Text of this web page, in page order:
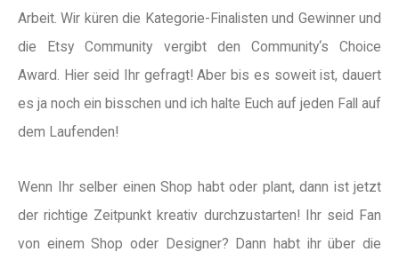
Arbeit. Wir küren die Kategorie-Finalisten und Gewinner und
die Etsy Community vergibt den Community‘s Choice
Award. Hier seid Ihr gefragt! Aber bis es soweit ist, dauert
es ja noch ein bisschen und ich halte Euch auf jeden Fall auf
dem Laufenden!
Wenn Ihr selber einen Shop habt oder plant, dann ist jetzt
der richtige Zeitpunkt kreativ durchzustarten! Ihr seid Fan
von einem Shop oder Designer? Dann habt ihr über die